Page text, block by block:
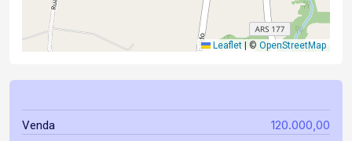
Leaflet | © OpenStreetMap
Venda 120.000,00